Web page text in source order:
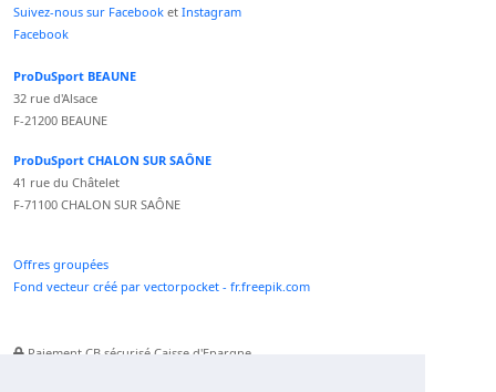
Suivez-nous sur Facebook et Instagram
Facebook
ProDuSport BEAUNE
32 rue d'Alsace
F-21200 BEAUNE
ProDuSport CHALON SUR SAÔNE
41 rue du Châtelet
F-71100 CHALON SUR SAÔNE
Offres groupées
Fond vecteur créé par vectorpocket - fr.freepik.com
Paiement CB sécurisé Caisse d'Epargne